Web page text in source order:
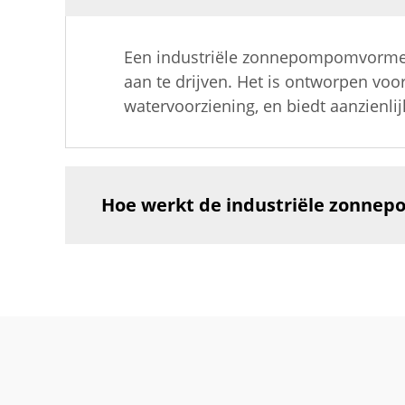
Een industriële
aan te drijven. Het is ontworpen
watervoorziening, en biedt
Hoe werkt de industriële